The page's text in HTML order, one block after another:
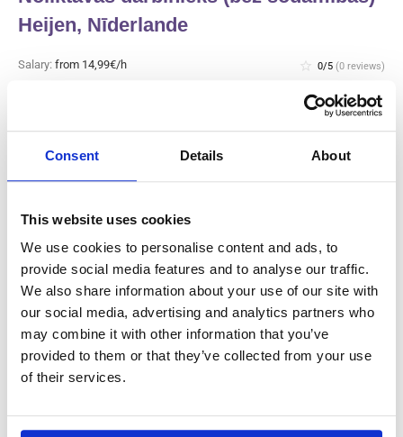
Consent Details About
This website uses cookies
We use cookies to personalise content and ads, to
provide social media features and to analyse our traffic.
We also share information about your use of our site with
our social media, advertising and analytics partners who
may combine it with other information that you’ve
provided to them or that they’ve collected from your use
of their services.
Heijen, Nīderlande
Salary: from 14,99€/h star_border 0/5 (0 reviews)
Noliktavas darbinieks (bez sodāmības)
Available positions:
Pieņemam arī pārus
check
Noliktavas darbinieks (bez sodāmības)
Heijen, Nīderlande
Salary:from 14,99€/h star_border 0/5